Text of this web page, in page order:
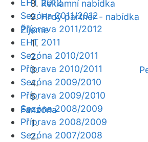
Reklamní nabídka
Hrdý partner - nabídka
Žijeme
Fanzóna
EHT 2012
Sezóna 2011/2012
Příprava 2011/2012
EHT 2011
Sezóna 2010/2011
Příprava 2010/2011
Sezóna 2009/2010
Příprava 2009/2010
Sezóna 2008/2009
Příprava 2008/2009
Sezóna 2007/2008